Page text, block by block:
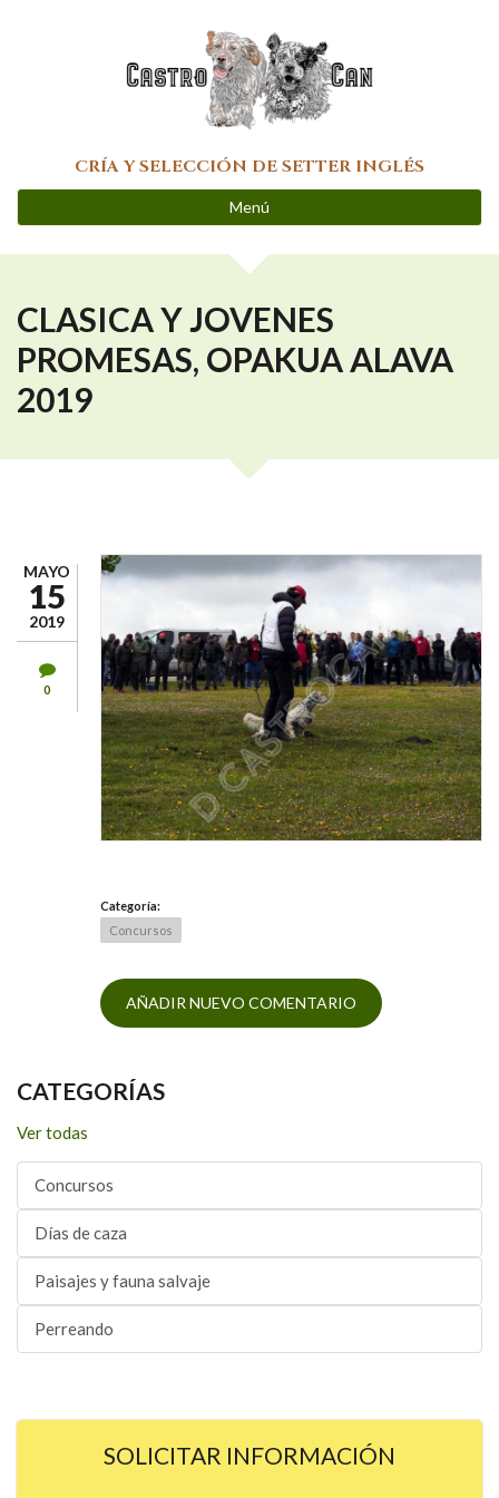
CRÍA Y SELECCIÓN DE SETTER INGLÉS
Menú
CLASICA Y JOVENES
PROMESAS, OPAKUA ALAVA
2019
MAYO
15
2019
0
Categoría:
Concursos
AÑADIR NUEVO COMENTARIO
CATEGORÍAS
Ver todas
Concursos
Días de caza
Paisajes y fauna salvaje
Perreando
SOLICITAR INFORMACIÓN